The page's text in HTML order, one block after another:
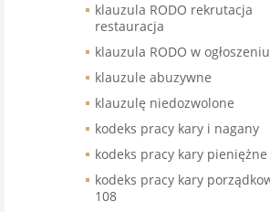
klauzula RODO rekrutacja
restauracja
klauzula RODO w
klauzule abuzywne
klauzulę niedozwolone
kodeks pracy kary i nagany
kodeks pracy kary pieniężne
kodeks pracy kary
108